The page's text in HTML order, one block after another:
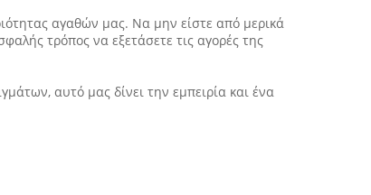
αγαθών μας. Να μην είστε από μερικά
τρόπος να εξετάσετε τις αγορές της
αυτό μας δίνει την εμπειρία και ένα